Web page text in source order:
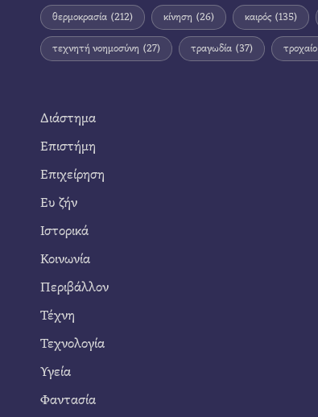
θερμοκρασία (212) κίνηση (26) καιρός (135)
τεχνητή νοημοσύνη (27) τραγωδία (37) τροχαίο
Διάστημα
Επιστήμη
Επιχείρηση
Ευ ζήν
Ιστορικά
Κοινωνία
Περιβάλλον
Τέχνη
Τεχνολογία
Υγεία
Φαντασία